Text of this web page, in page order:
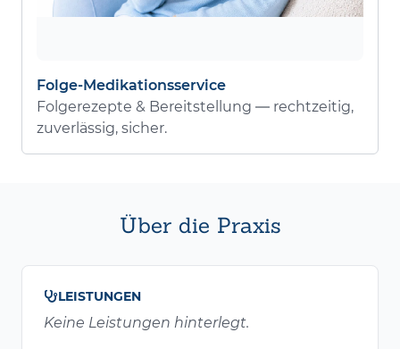
Folge-Medikationsservice
Folgerezepte & Bereitstellung — rechtzeitig,
zuverlässig, sicher.
Über die Praxis
LEISTUNGEN
Keine Leistungen hinterlegt.